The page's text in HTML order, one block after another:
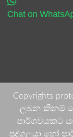
Chat on
Copyrights
ලබන කිනම්
පාර්ශවයකට
පුද්ගලයා හෝ